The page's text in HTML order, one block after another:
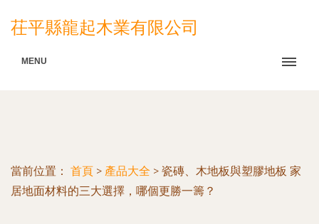
茌平縣龍起木業有限公司
MENU
當前位置： 首頁 > 產品大全 > 瓷磚、木地板與塑膠地板 家
居地面材料的三大選擇，哪個更勝一籌？